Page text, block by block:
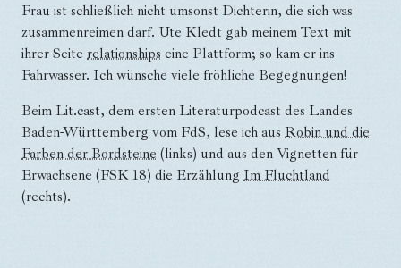
Frau ist schließlich nicht umsonst Dichterin, die sich was
zusammenreimen darf. Ute Kledt gab meinem Text mit
ihrer Seite relationships eine Plattform; so kam er ins
Fahrwasser. Ich wünsche viele fröhliche Begegnungen!
Beim Lit.cast, dem ersten Literaturpodcast des Landes
Baden-Württemberg vom FdS, lese ich aus Robin und die
Farben der Bordsteine (links) und aus den Vignetten für
Erwachsene (FSK 18) die Erzählung Im Fluchtland
(rechts).